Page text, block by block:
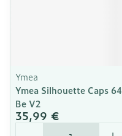
Ymea
Ymea Silhouette Caps 64
Be V2
35,99 €
Quantité